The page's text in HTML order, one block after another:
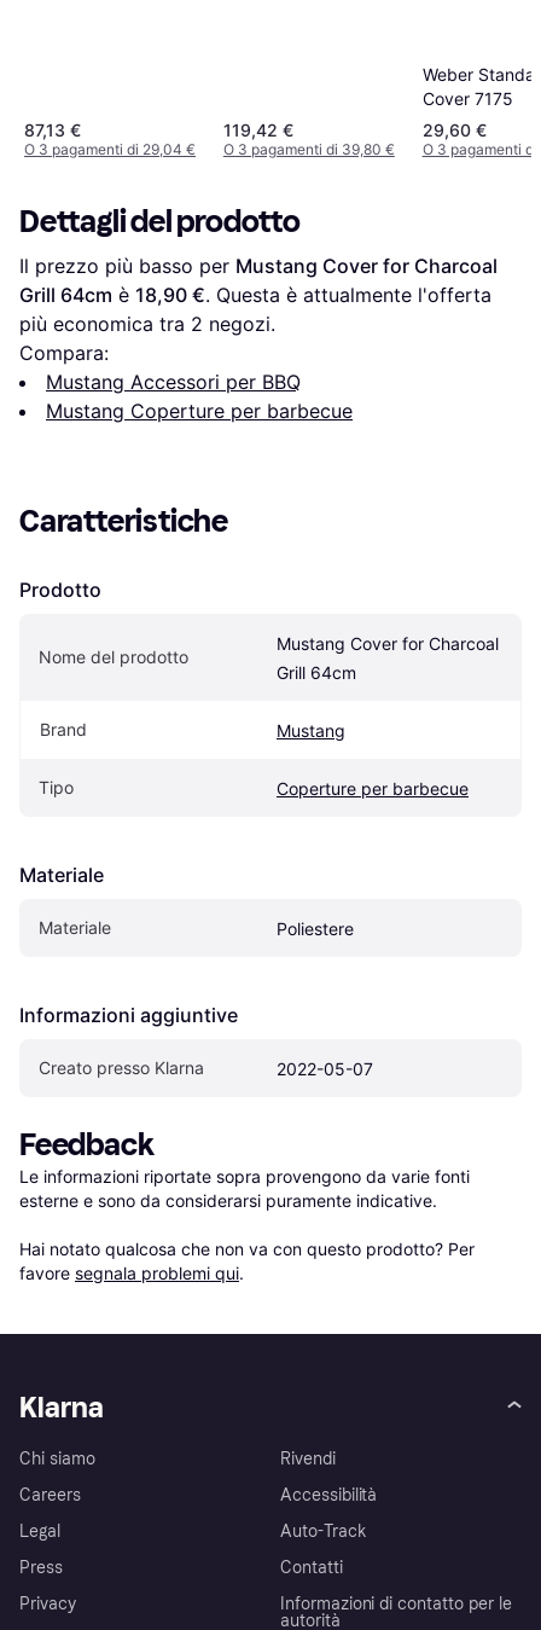
87,13 €
O 3 pagamenti di 29,04 €
119,42 €
O 3 pagamenti di 39,80 €
Weber
Cover 7175
29,60 €
O 3 pagamenti di
Dettagli del prodotto
Il prezzo più basso per Mustang Cover for Charcoal
Grill 64cm è 18,90 €. Questa è attualmente l'offerta
più economica tra 2 negozi.
Compara:
Mustang Accessori per BBQ
Mustang Coperture per barbecue
Caratteristiche
Prodotto
Nome del prodotto
Mustang Cover for Charcoal
Grill 64cm
Brand Mustang
Tipo Coperture per barbecue
Materiale
Materiale Poliestere
Informazioni aggiuntive
Creato presso Klarna 2022-05-07
Feedback
Le informazioni riportate sopra provengono da varie fonti
esterne e sono da considerarsi puramente indicative.
Hai notato qualcosa che non va con questo prodotto? Per
favore segnala problemi qui.
Klarna
Chi siamo
Careers
Legal
Press
Privacy
Rivendi
Accessibilità
Auto-Track
Contatti
Informazioni di contatto per le
autorità